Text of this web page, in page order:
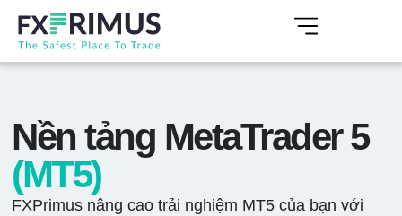
Nền tảng MetaTrader 5
(MT5)
FXPrimus nâng cao trải nghiệm MT5 của bạn với